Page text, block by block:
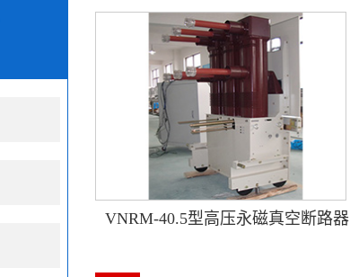
VNRM-40.5型高压永磁真空断路器